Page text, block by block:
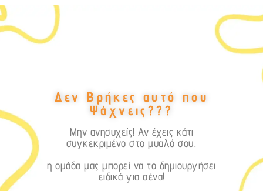
Δεν Βρήκες αυτό που
Ψάχνεις???
Μην ανησυχείς! Αν έχεις κάτι
συγκεκριμένο στο μυαλό σου,
η ομάδα μας μπορεί να το δημιουργήσει
ειδικά για σένα!